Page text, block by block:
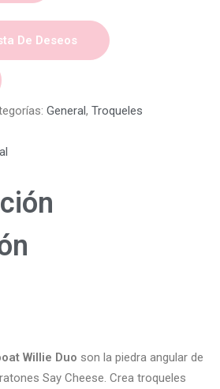
De Deseos
General, Troqueles
Willie Duo son la piedra angular de
Say Cheese. Crea troqueles